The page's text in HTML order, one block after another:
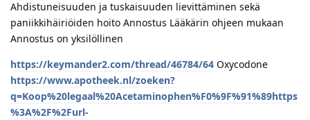
Ahdistuneisuuden ja tuskaisuuden lievittäminen sekä
paniikkihäiriöiden hoito Annostus Lääkärin ohjeen mukaan
Annostus on yksilöllinen
https://keymander2.com/thread/46784/64 Oxycodone
https://www.apotheek.nl/zoeken?
q=Koop%20legaal%20Acetaminophen%F0%9F%91%89https
%3A%2F%2Furl-